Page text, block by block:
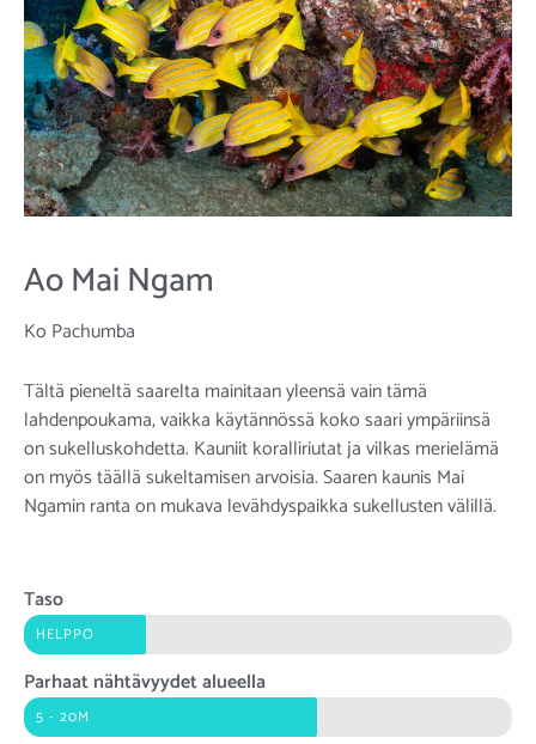
Ao Mai Ngam
Ko Pachumba
Tältä pieneltä saarelta mainitaan yleensä vain tämä
lahdenpoukama, vaikka käytännössä koko saari ympäriinsä
on sukelluskohdetta. Kauniit koralliriutat ja vilkas merielämä
on myös täällä sukeltamisen arvoisia. Saaren kaunis Mai
Ngamin ranta on mukava levähdyspaikka sukellusten välillä.
Taso
HELPPO
Parhaat nähtävyydet alueella
5 - 20M